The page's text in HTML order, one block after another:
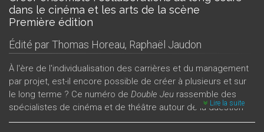
dans le cinéma et les arts de la scène
Première édition
Édité parThomas Horeau, Raphaël Jaudon
À l'ère de l'individualisation des carrières et du management
par projet, est-il encore possible de créer à plusieurs et sur
le long terme ? Ce numéro de Double Jeu rassemble des
spécialistes de cinéma et de théâtre autour de la question
des collaborations artistiques au long cours. À partir de cas
Lire la suite